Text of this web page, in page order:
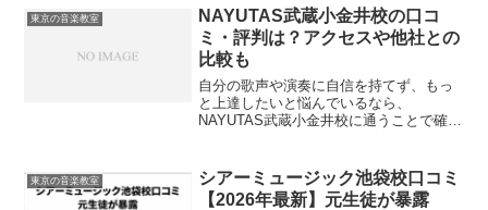
達への最短ルートです。私自身、過去に
自己流で高音域を広...
東京の音楽教室
NAYUTAS武蔵小金井校の口コ
ミ・評判は？アクセスや他社との
比較も
自分の歌声や演奏に自信を持てず、もっ
と上達したいと悩んでいるなら、
NAYUTAS武蔵小金井校に通うことで確か
観的な視点を取り入れることで劇的に向
上します。自己流で練習を...
東京の音楽教室
シアーミュージック池袋校口コミ
【2026年最新】元生徒が暴露